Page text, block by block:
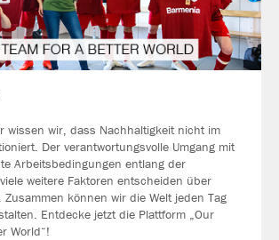
wissen wir, dass Nachhaltigkeit nicht im
Der verantwortungsvolle Umgang mit
Arbeitsbedingungen entlang der
weitere Faktoren entscheiden über
können wir die Welt jeden Tag
Entdecke jetzt die Plattform „Our
World“!